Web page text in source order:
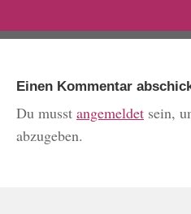
Einen Kommentar
Du musst angemeldet sein,
abzugeben.